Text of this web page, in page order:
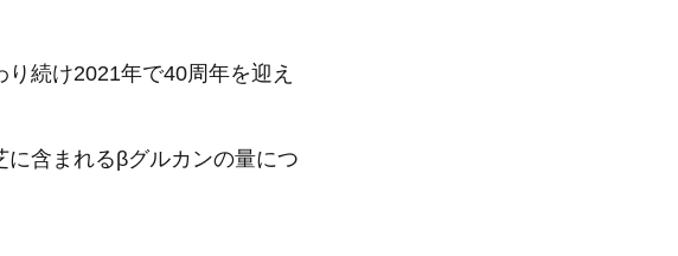
続け2021年で40周年を迎え
含まれるβグルカンの量につ